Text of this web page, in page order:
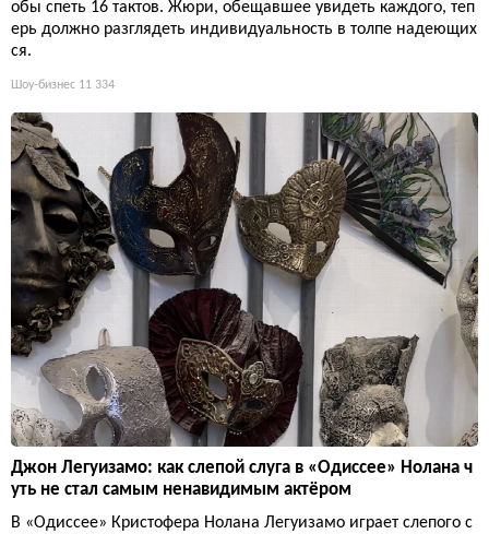
обы спеть 16 тактов. Жюри, обещавшее увидеть каждого, теп
ерь должно разглядеть индивидуальность в толпе надеющих
ся.
Шоу-бизнес 11 334
Джон Легуизамо: как слепой слуга в «Одиссее» Нолана ч
уть не стал самым ненавидимым актёром
В «Одиссее» Кристофера Нолана Легуизамо играет слепого с